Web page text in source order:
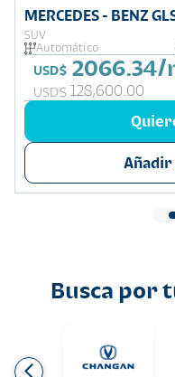
MERCEDES - BENZ
SUV
Automático
USD$ 2066.34/
USD$ 128,600.00
Añadir
Busca por